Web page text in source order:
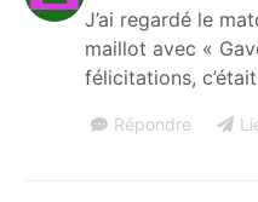
J’ai regardé le
maillot avec «
félicitations,
Répondre